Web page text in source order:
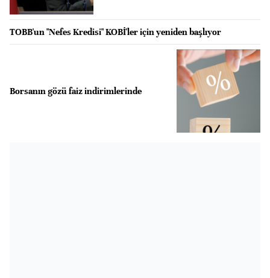
TOBB'un "Nefes Kredisi" KOBİ'ler için yeniden başlıyor
Borsanın gözü faiz indirimlerinde